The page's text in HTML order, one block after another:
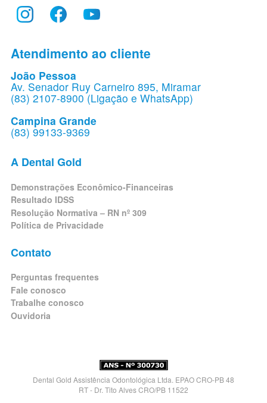
Atendimento ao cliente
João Pessoa
Av. Senador Ruy Carneiro 895, Miramar
(83) 2107-8900 (Ligação e WhatsApp)
Campina Grande
(83) 99133-9369
A Dental Gold
Demonstrações Econômico-Financeiras
Resultado IDSS
Resolução Normativa – RN nº 309
Política de Privacidade
Contato
Perguntas frequentes
Fale conosco
Trabalhe conosco
Ouvidoria
Dental Gold Assistência Odontológica Ltda. EPAO CRO-PB 48
RT - Dr. Tito Alves CRO/PB 11522